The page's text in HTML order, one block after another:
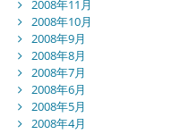
2008年11月
2008年10月
2008年9月
2008年8月
2008年7月
2008年6月
2008年5月
2008年4月